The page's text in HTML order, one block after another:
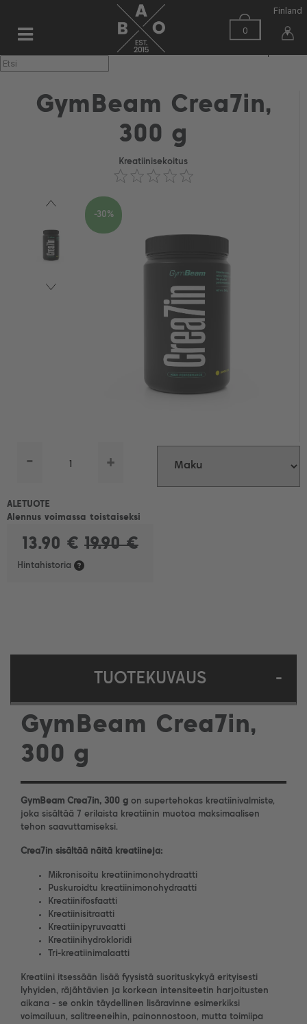
0
Finland
▼
GymBeam Crea7in,
300 g
Kreatiinisekoitus
-30%
- +
ALETUOTE
Alennus voimassa toistaiseksi
13.90 € 19.90 €
Hintahistoria
TUOTEKUVAUS -
GymBeam Crea7in,
300 g
GymBeam Crea7in, 300 g on supertehokas kreatiinivalmiste,
joka sisältää 7 erilaista kreatiinin muotoa maksimaalisen
tehon saavuttamiseksi.
Crea7in sisältää näitä kreatiineja:
Mikronisoitu kreatiinimonohydraatti
Puskuroidtu kreatiinimonohydraatti
Kreatiinifosfaatti
Kreatiinisitraatti
Kreatiinipyruvaatti
Kreatiinihydrokloridi
Tri-kreatiinimalaatti
Kreatiini itsessään lisää fyysistä suorituskykyä erityisesti
lyhyiden, räjähtävien ja korkean intensiteetin harjoitusten
aikana - se onkin täydellinen lisäravinne esimerkiksi
voimailuun, salitreeneihin, painonnostoon, mutta toimiipa